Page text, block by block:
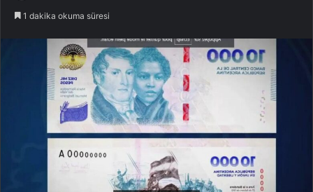
1 dakika okuma süresi